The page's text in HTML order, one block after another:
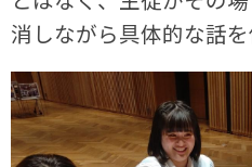
消しながら具体的な話を